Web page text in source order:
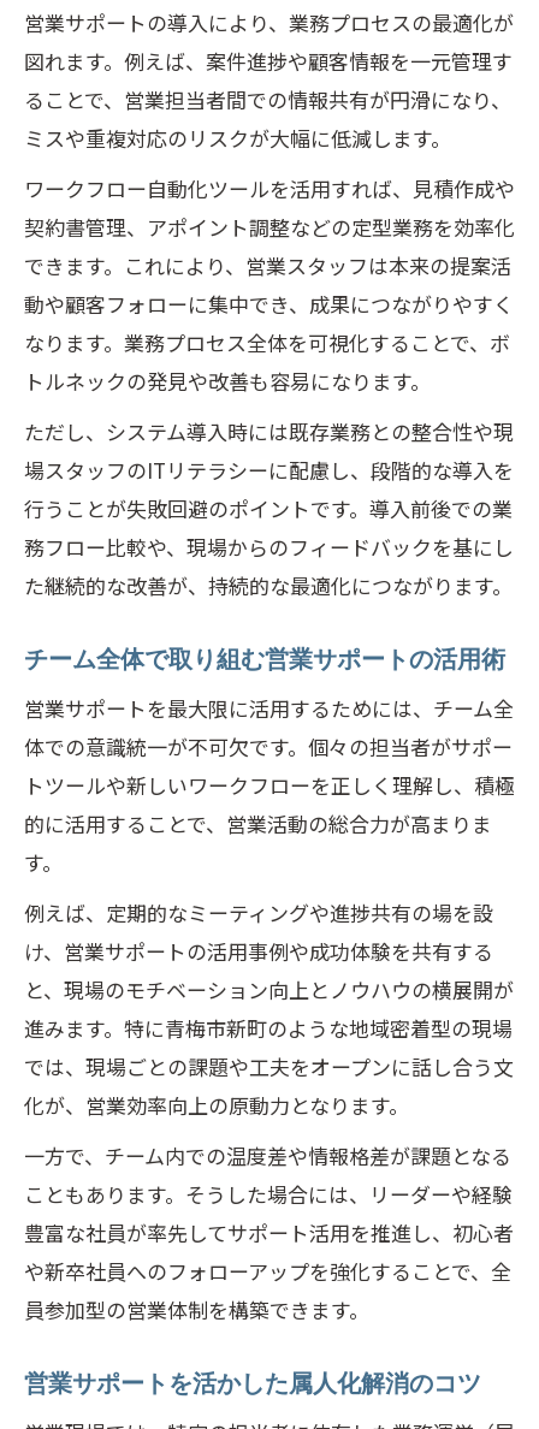
営業サポートの導入により、業務プロセスの最適化が
図れます。例えば、案件進捗や顧客情報を一元管理す
ることで、営業担当者間での情報共有が円滑になり、
ミスや重複対応のリスクが大幅に低減します。
ワークフロー自動化ツールを活用すれば、見積作成や
契約書管理、アポイント調整などの定型業務を効率化
できます。これにより、営業スタッフは本来の提案活
動や顧客フォローに集中でき、成果につながりやすく
なります。業務プロセス全体を可視化することで、ボ
トルネックの発見や改善も容易になります。
ただし、システム導入時には既存業務との整合性や現
場スタッフのITリテラシーに配慮し、段階的な導入を
行うことが失敗回避のポイントです。導入前後での業
務フロー比較や、現場からのフィードバックを基にし
た継続的な改善が、持続的な最適化につながります。
チーム全体で取り組む営業サポートの活用術
営業サポートを最大限に活用するためには、チーム全
体での意識統一が不可欠です。個々の担当者がサポー
トツールや新しいワークフローを正しく理解し、積極
的に活用することで、営業活動の総合力が高まりま
す。
例えば、定期的なミーティングや進捗共有の場を設
け、営業サポートの活用事例や成功体験を共有する
と、現場のモチベーション向上とノウハウの横展開が
進みます。特に青梅市新町のような地域密着型の現場
では、現場ごとの課題や工夫をオープンに話し合う文
化が、営業効率向上の原動力となります。
一方で、チーム内での温度差や情報格差が課題となる
こともあります。そうした場合には、リーダーや経験
豊富な社員が率先してサポート活用を推進し、初心者
や新卒社員へのフォローアップを強化することで、全
員参加型の営業体制を構築できます。
営業サポートを活かした属人化解消のコツ